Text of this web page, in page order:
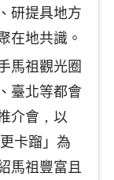
研提具地方
在地共識。
馬祖觀光圈
臺北等都會
介會，以
卡蹓」為
馬祖豐富且